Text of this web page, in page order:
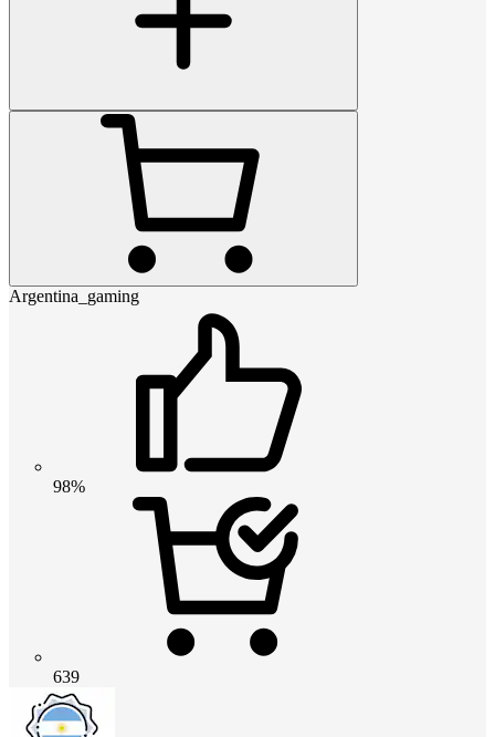
Argentina_gaming
98%
639